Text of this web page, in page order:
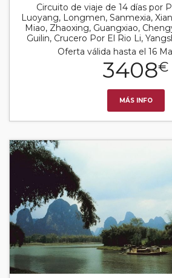
Circuito de viaje de 14 días por
Luoyang, Longmen, Sanmexia,
Miao, Zhaoxing, Guangxiao,
Guilin, Crucero Por El Rio Li,
Oferta válida hasta el 16
3408€
MÁS INFO